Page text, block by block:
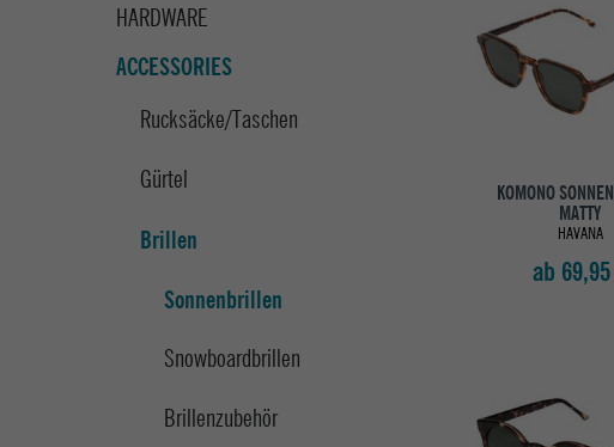
HARDWARE
ACCESSORIES
Rucksäcke/Taschen
Gürtel
Brillen
Sonnenbrillen
Snowboardbrillen
Brillenzubehör
KOMONO
MATTY
HAVANA
ab